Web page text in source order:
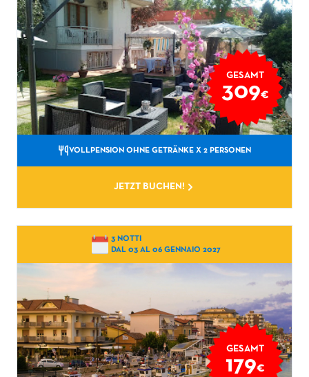
GESAMT
309€
VOLLPENSION OHNE GETRÄNKE X 2 PERSONEN
JETZT BUCHEN!
3 NOTTI
DAL 03 AL 06 GENNAIO 2027
GESAMT
179€